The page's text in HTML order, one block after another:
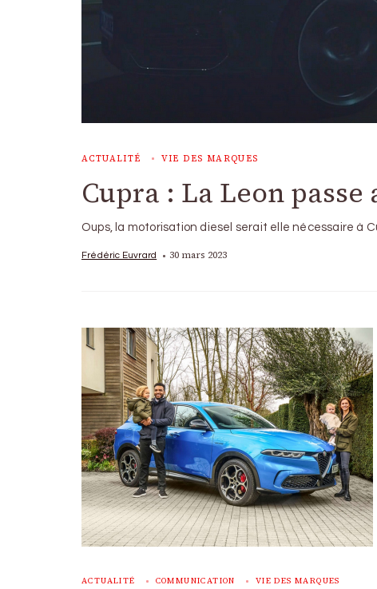
ACTUALITÉ VIE DES MARQUES
Cupra : La Leon passe
Oups, la motorisation diesel serait elle nécessaire à
Frédéric Euvrard 30 mars 2023
ACTUALITÉ COMMUNICATION VIE DES MARQUES